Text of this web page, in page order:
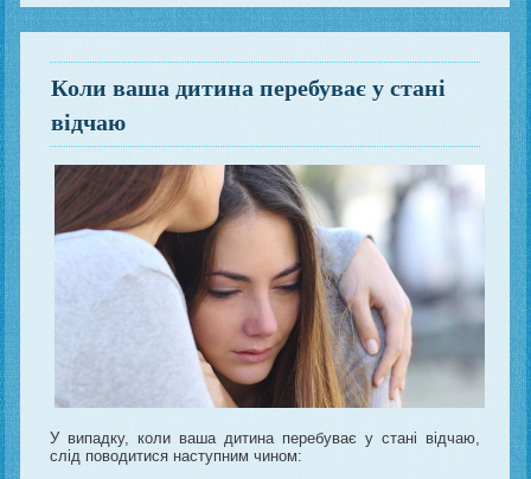
Коли ваша дитина перебуває у стані
відчаю
У випадку, коли ваша дитина перебуває у стані відчаю,
слід поводитися наступним чином: